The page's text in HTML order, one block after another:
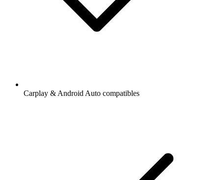
Carplay & Android Auto compatibles